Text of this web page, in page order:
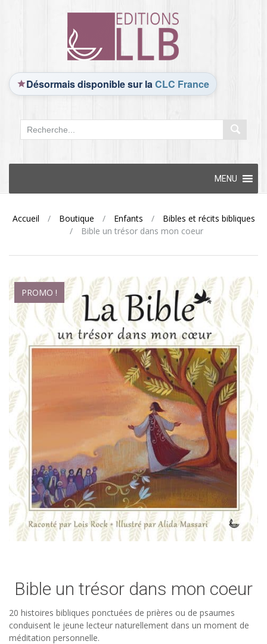
Désormais disponible sur laCLC France
content
MENU
Accueil / Boutique / Enfants /
Bibles et récits bibliques
/
Bible un trésor dans mon coeur
PROMO !
Bible un trésor dans mon coeur
20 histoires bibliques ponctuées de prières ou de psaumes
conduisent le jeune lecteur naturellement dans un moment de
méditation personnelle.